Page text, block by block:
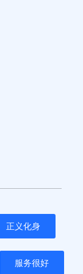
正义化身
服务很好